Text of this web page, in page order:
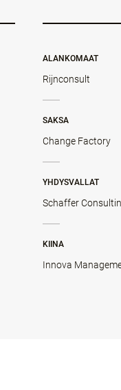
ALANKOMAAT
Rijnconsult
SAKSA
Change Factory
YHDYSVALLAT
Schaffer
KIINA
Innova